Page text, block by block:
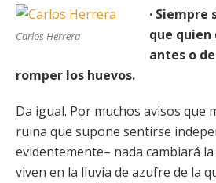
Carlos Herrera
· Siempre
que
antes o
romper los huevos.
Da igual. Por muchos avisos que
ruina que supone sentirse
evidentemente– nada cambiará
viven en la lluvia de azufre de la